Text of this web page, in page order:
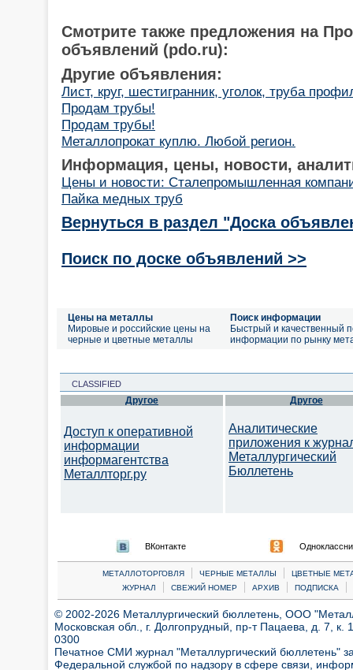
Смотрите также предложения на
объявлений (pdo.ru):
Другие объявления:
Лист, круг, шестигранник, уголок, труба
Продам трубы!
Продам трубы!
Металлопрокат куплю. Любой регион.
Информация, цены, новости,
Цены и новости: Сталепромышленная
Пайка медных труб
Вернуться в раздел "Доска
Поиск по доске объявлений >>
Цены на металлы
Мировые и российские цены на
черные и цветные металлы
Поиск информации
Быстрый и качественный
информации по рынку
CLASSIFIED
Другое
Доступ к оперативной
информации
информагентства
Металлторг.ру
Другое
Аналитические
приложения к
Металлургический
Бюллетень
ВКонтакте
МЕТАЛЛОТОРГОВЛЯ | ЧЕРНЫЕ МЕТАЛЛЫ |
ЦВЕТНЫЕ
ЖУРНАЛ
| СВЕЖИЙ НОМЕР | АРХИВ | ПОДПИСКА |
© 2002-2026 Металлургический бюллетень, ООО
Московская обл., г. Долгопрудный, пр-т Пацаева, д. 7,
0300
Печатное СМИ журнал "Металлургический бюллетень"
Федеральной службой по надзору в сфере связи,